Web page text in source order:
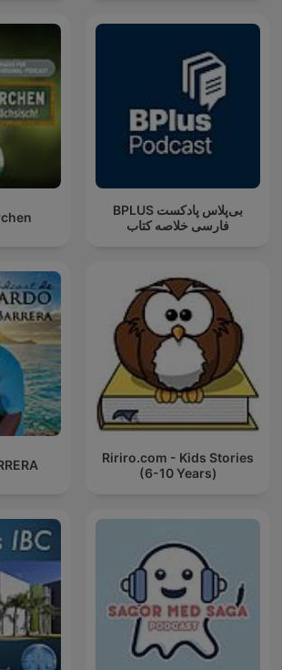
‌BPLUS بی‌پلاس پادکست
فارسی خلاصه کتاب
Ririro.com - Kids Stories
(6-10 Years)